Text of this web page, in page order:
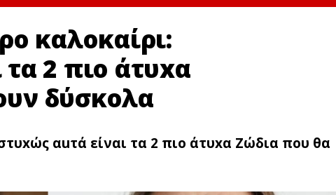
καλοκαίρι:
2 πιο άτυxα
δύσκολα
αuτά είναι τα 2 πιο άτυxα Ζώδια που θα